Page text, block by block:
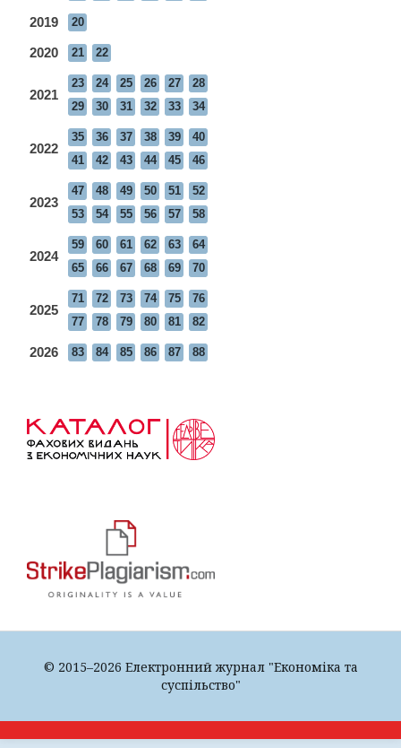
2019 20
2020 21 22
2021
23 24 25 26 27
28
29
30 31 32 33 34
2022
35 36 37 38 39
40
41
42 43 44 45 46
2023
47 48 49 50 51
52
53
54 55 56 57 58
2024
59 60 61 62 63
64
65
66 67 68 69 70
2025
71 72 73 74 75
76
77
78 79 80 81 82
2026 83 84 85 86 87 88
© 2015–2026 Електронний журнал "Економіка та
суспільство"